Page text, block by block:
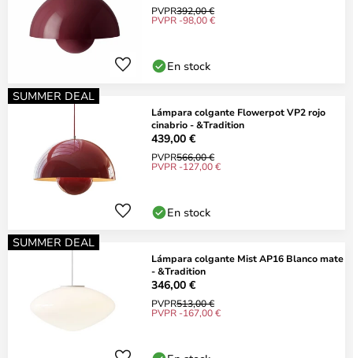
PVPR392,00 €
PVPR -98,00 €
En stock
SUMMER DEAL
Lámpara colgante Flowerpot VP2 rojo
cinabrio - &Tradition
439,00 €
PVPR566,00 €
PVPR -127,00 €
En stock
SUMMER DEAL
Lámpara colgante Mist AP16 Blanco mate
- &Tradition
346,00 €
PVPR513,00 €
PVPR -167,00 €